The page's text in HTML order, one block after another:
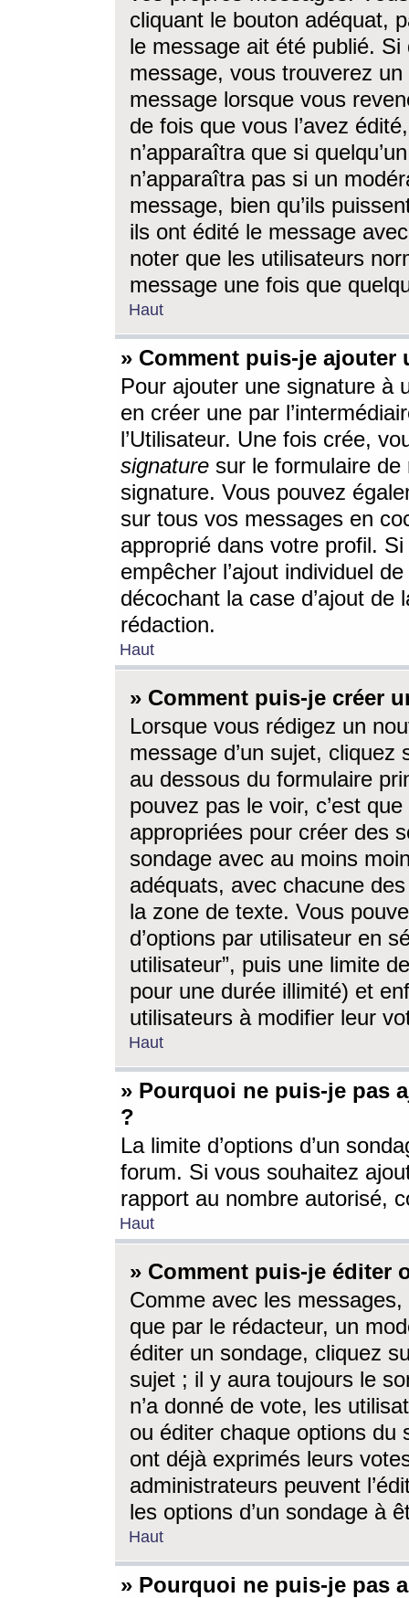
cliquant le bouton adéquat,
le message ait été publié. Si
message, vous trouverez
message lorsque vous
de fois que vous l’avez
n’apparaîtra que si
n’apparaîtra pas si un
message, bien qu’ils
ils ont édité le message
noter que les utilisateurs
message une fois que
Haut
» Comment puis-je ajouter
Pour ajouter une signature à
en créer une par
l’Utilisateur. Une fois crée,
signature sur le formulaire de
signature. Vous pouvez
sur tous vos messages en
approprié dans votre profil.
empêcher l’ajout individuel
décochant la case d’ajout
rédaction.
Haut
» Comment puis-je créer
Lorsque vous rédigez un
message d’un sujet, cliquez
au dessous du formulaire
pouvez pas le voir, c’est
appropriées pour créer des
sondage avec au moins
adéquats, avec chacune
la zone de texte. Vous
d’options par utilisateur en
utilisateur”, puis une limite
pour une durée illimité) et
utilisateurs à modifier leur
Haut
» Pourquoi ne puis-je pas
?
La limite d’options d’un
forum. Si vous souhaitez
rapport au nombre autorisé,
Haut
» Comment puis-je éditer
Comme avec les
que par le rédacteur, un
éditer un sondage, cliquez
sujet ; il y aura toujours le
n’a donné de vote, les
ou éditer chaque options du
ont déjà exprimés leurs
administrateurs peuvent
les options d’un sondage à
Haut
» Pourquoi ne puis-je pas